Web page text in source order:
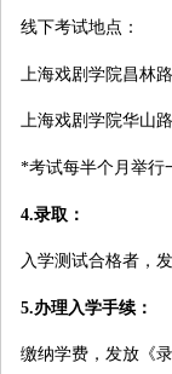
线下考试地点：
上海戏剧学院昌林
上海戏剧学院华山
*考试每半个月举行
4.录取：
入学测试合格者，
5.办理入学手续：
缴纳学费，发放《